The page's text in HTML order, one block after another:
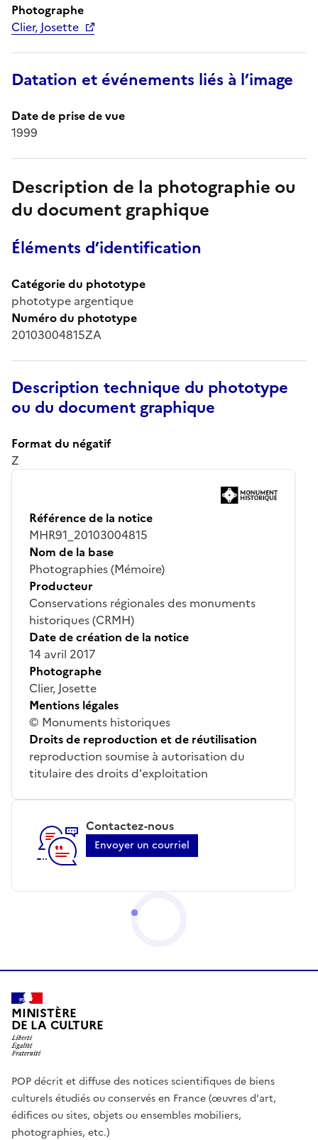
Photographe
Clier, Josette
Datation et événements liés à l’image
Date de prise de vue
1999
Description de la photographie ou
du document graphique
Éléments d’identification
Catégorie du phototype
phototype argentique
Numéro du phototype
20103004815ZA
Description technique du phototype
ou du document graphique
Format du négatif
Z
Référence de la notice
MHR91_20103004815
Nom de la base
Photographies (Mémoire)
Producteur
Conservations régionales des monuments
historiques (CRMH)
Date de création de la notice
14 avril 2017
Photographe
Clier, Josette
Mentions légales
© Monuments historiques
Droits de reproduction et de réutilisation
reproduction soumise à autorisation du
titulaire des droits d'exploitation
Contactez-nous
Envoyer un courriel
MINISTÈRE
DE LA CULTURE
POP décrit et diffuse des notices scientifiques de biens
culturels étudiés ou conservés en France (œuvres d'art,
édifices ou sites, objets ou ensembles mobiliers,
photographies, etc.)